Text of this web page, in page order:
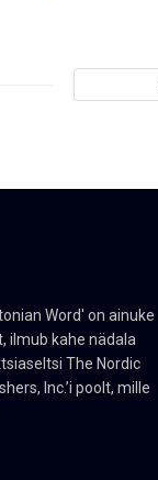
Word' on ainuke
ilmub kahe nädala
The Nordic
Inc.’i poolt, mille